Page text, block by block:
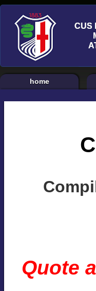
home
Quote